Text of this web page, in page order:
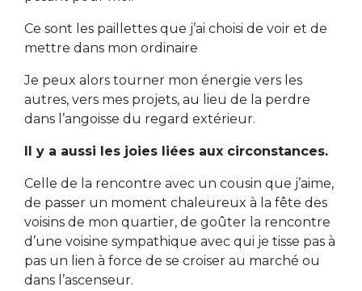
Ce sont les paillettes que j’ai choisi de voir et de
mettre dans mon ordinaire
Je peux alors tourner mon énergie vers les
autres, vers mes projets, au lieu de la perdre
dans l’angoisse du regard extérieur.
Il y a aussi les joies liées aux circonstances.
Celle de la rencontre avec un cousin que j’aime,
de passer un moment chaleureux à la fête des
voisins de mon quartier, de goûter la rencontre
d’une voisine sympathique avec qui je tisse pas à
pas un lien à force de se croiser au marché ou
dans l’ascenseur.